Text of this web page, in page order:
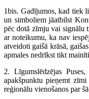
1bis. Gadījumos, kad tiek
un simboliem jāatbilst
pēc dotā zīmju vai signālu
ar noteikumu, ka nav
atveidoti gaišā krāsā,
apmales nedrīkst tikt
2. Līgumslēdzējas
apakšpunktu pieņemt
reģionālu vienošanos par